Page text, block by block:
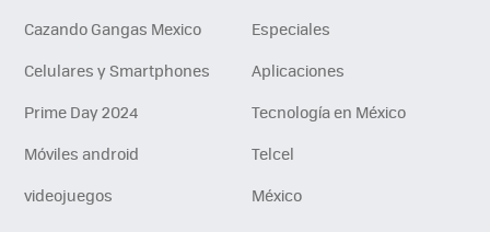
Cazando Gangas Mexico
Especiales
Celulares y Smartphones
Aplicaciones
Prime Day 2024
Tecnología en México
Móviles android
Telcel
videojuegos
México